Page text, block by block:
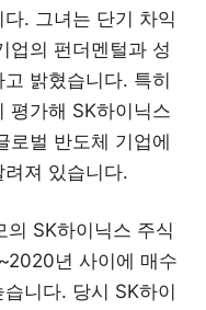
. 그녀는 단기 차익
업의 펀더멘털과 성
밝혔습니다. 특히
평가해 SK하이닉스
로벌 반도체 기업에
져 있습니다.
SK하이닉스 주식
년 사이에 매수
니다. 당시 SK하이